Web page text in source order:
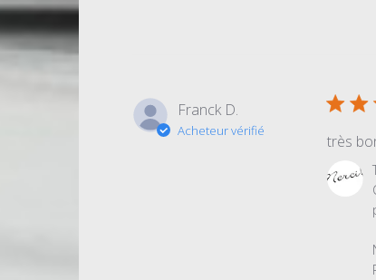
Franck D.
Acheteur vérifié
très
du